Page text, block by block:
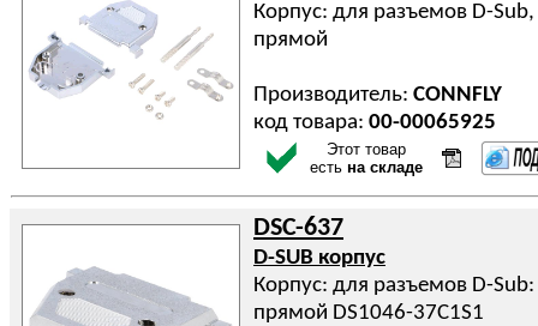
Корпус: для разъемов D-
прямой
Производитель: CONNFLY
код товара: 00-00065925
Этот товар
есть на складе
DSC-637
D-SUB корпус
Корпус: для разъемов D-
прямой DS1046-37C1S1